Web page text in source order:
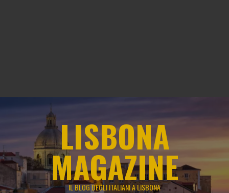
LISBONA
MAGAZINE
IL BLOG DEGLI ITALIANI A LISBONA